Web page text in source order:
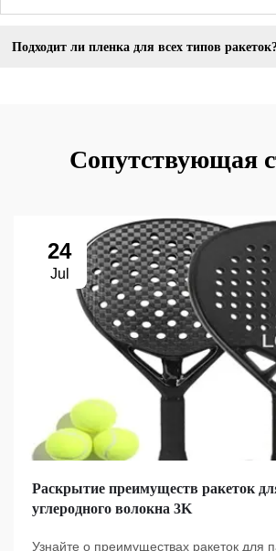
Подходит ли пленка для всех типов
Сопутствующая
24
Jul
Раскрытие преимуществ ракеток
углеродного волокна 3K
Узнайте о преимуществах ракеток для